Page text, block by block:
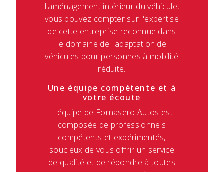
l'aménagement intérieur du véhicule,
vous pouvez compter sur l'expertise
de cette entreprise reconnue dans
le domaine de l'adaptation de
véhicules pour personnes à mobilité
réduite.
Une équipe compétente et à
votre écoute
L'équipe de Fornasero Autos est
composée de professionnels
compétents et expérimentés,
soucieux de vous offrir un service
de qualité et de répondre à toutes